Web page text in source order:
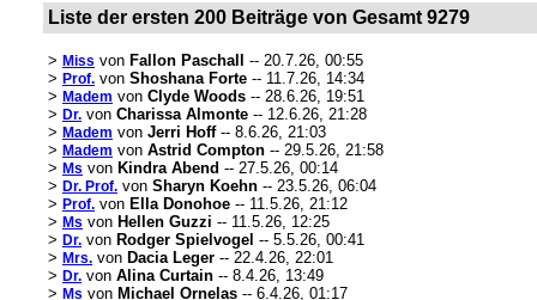
Liste der ersten 200 Beiträge von Gesamt 9279
> Miss von Fallon Paschall
-- 20.7.26, 00:55
> Prof. von Shoshana Forte -- 11.7.26, 14:34
> Madem von Clyde Woods -- 28.6.26, 19:51
> Dr. von Charissa Almonte -- 12.6.26, 21:28
> Madem von Jerri Hoff-- 8.6.26, 21:03
> Madem von Astrid Compton -- 29.5.26, 21:58
> Ms von Kindra Abend -- 27.5.26, 00:14
> Dr. Prof. von Sharyn Koehn -- 23.5.26, 06:04
> Prof. von Ella Donohoe -- 11.5.26, 21:12
> Ms von Hellen Guzzi -- 11.5.26, 12:25
> Dr. von Rodger Spielvogel -- 5.5.26, 00:41
> Mrs. von Dacia Leger -- 22.4.26, 22:01
> Dr. von Alina Curtain -- 8.4.26, 13:49
> Ms von Michael Ornelas -- 6.4.26, 01:17